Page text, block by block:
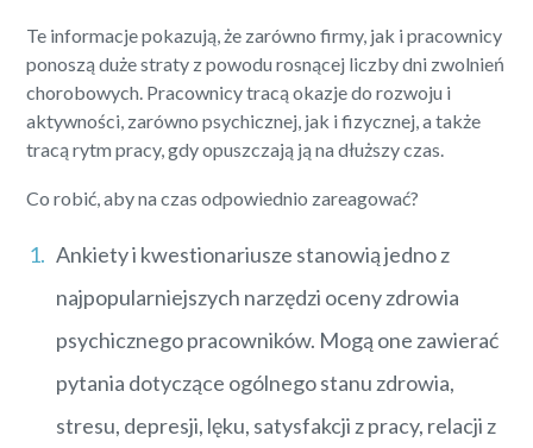
Te informacje pokazują, że zarówno firmy, jak i pracownicy
ponoszą duże straty z powodu rosnącej liczby dni zwolnień
chorobowych. Pracownicy tracą okazje do rozwoju i
aktywności, zarówno psychicznej, jak i fizycznej, a także
tracą rytm pracy, gdy opuszczają ją na dłuższy czas.
Co robić, aby na czas odpowiednio zareagować?
Ankiety i kwestionariusze stanowią jedno z
najpopularniejszych narzędzi oceny zdrowia
psychicznego pracowników. Mogą one zawierać
pytania dotyczące ogólnego stanu zdrowia,
stresu, depresji, lęku, satysfakcji z pracy, relacji z